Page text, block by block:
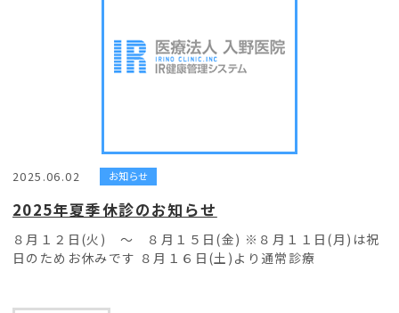
2025.06.02 お知らせ
2025年夏季休診のお知らせ
８月１２日(火) ～ ８月１５日(金) ※８月１１日(月)は祝
日のためお休みです ８月１６日(土)より通常診療